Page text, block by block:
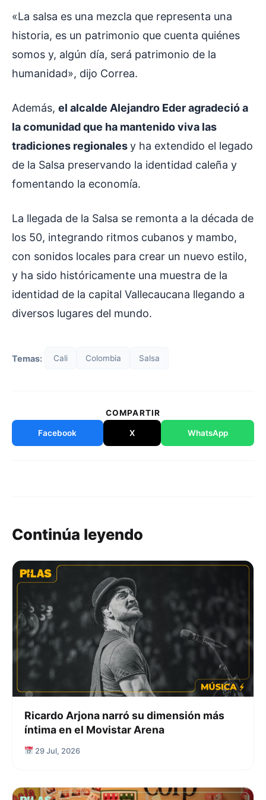
«La salsa es una mezcla que representa una
historia, es un patrimonio que cuenta quiénes
somos y, algún día, será patrimonio de la
humanidad», dijo Correa.
Además, el alcalde Alejandro Eder agradeció a
la comunidad que ha mantenido viva las
tradiciones regionalesy ha extendido el legado
de la Salsa preservando la identidad caleña y
fomentando la economía.
La llegada de la Salsa se remonta a la década de
los 50, integrando ritmos cubanos y mambo,
con sonidos locales para crear un nuevo estilo,
y ha sido históricamente una muestra de la
identidad de la capital Vallecaucana llegando a
diversos lugares del mundo.
Temas: Cali Colombia Salsa
COMPARTIR
Facebook X WhatsApp
Continúa leyendo
Ricardo Arjona narró su dimensión más
íntima en el Movistar Arena
29 Jul, 2026